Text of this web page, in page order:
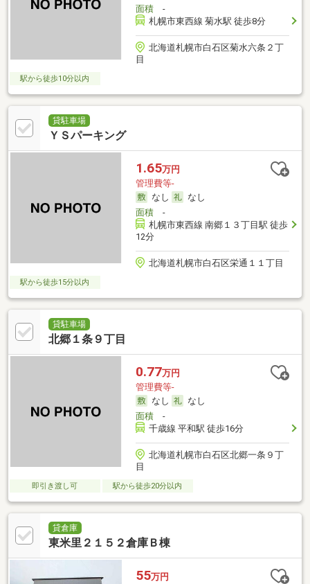
面積-
札幌市東西線 菊水駅 徒歩8分
北海道札幌市白石区菊水六条２丁
目
駅から徒歩10分以内
貸駐車場
ＹＳパーキング
1.65万円
管理費等-
なし
なし
面積-
札幌市東西線 南郷１３丁目駅 徒歩
12分
北海道札幌市白石区栄通１１丁目
駅から徒歩15分以内
貸駐車場
北郷１条９丁目
0.77万円
管理費等-
なし
なし
面積-
千歳線 平和駅 徒歩16分
北海道札幌市白石区北郷一条９丁
目
即引き渡し可 駅から徒歩20分以内
貸倉庫
東米里２１５２倉庫Ｂ棟
55万円